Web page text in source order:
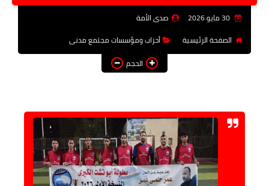
تعليم
عربى ودولى
آراء وتحليلات
المزيد
30 مايو 2026
صدى الأمة
الصفحة الرئيسية
أحزاب ومؤسسات مجتمع مدنى
الحجم